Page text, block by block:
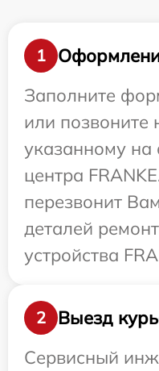
1
Заполните
или позвоните
указанному на
центра
перезвонит
деталей
устройства
2
Выезд
Сервисный